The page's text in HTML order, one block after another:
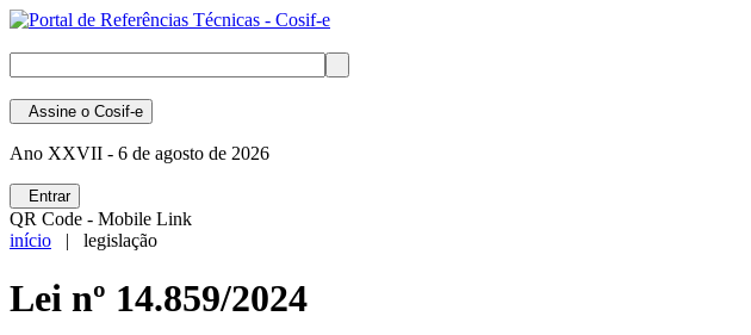
Assine o Cosif-e
Ano XXVII - 6 de agosto de 2026
Entrar
QR Code - Mobile Link
início | legislação
Lei nº 14.859/2024